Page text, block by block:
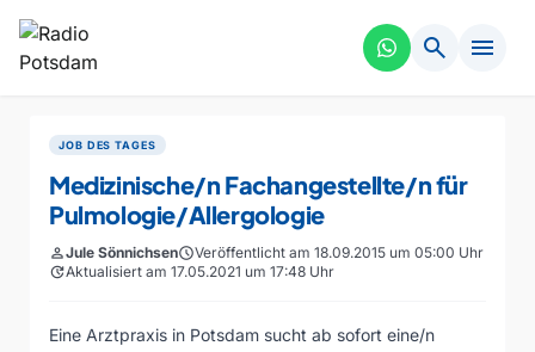
search menu
JOB DES TAGES
Medizinische/n Fachangestellte/n für
Pulmologie/Allergologie
personJule SönnichsenscheduleVeröffentlicht am 18.09.2015 um 05:00 Uhr
updateAktualisiert am 17.05.2021 um 17:48 Uhr
Eine Arztpraxis in Potsdam sucht ab sofort eine/n